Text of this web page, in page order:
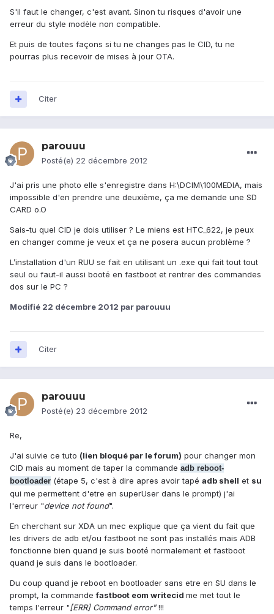
S'il faut le changer, c'est avant. Sinon tu risques d'avoir une
erreur du style modèle non compatible.
Et puis de toutes façons si tu ne changes pas le CID, tu ne
pourras plus recevoir de mises à jour OTA.
Citer
parouuu
Posté(e) 22 décembre 2012
J'ai pris une photo elle s'enregistre dans H:\DCIM\100MEDIA, mais
impossible d'en prendre une deuxième, ça me demande une SD
CARD o.O
Sais-tu quel CID je dois utiliser ? Le miens est HTC_622, je peux
en changer comme je veux et ça ne posera aucun problème ?
L’installation d'un RUU se fait en utilisant un .exe qui fait tout tout
seul ou faut-il aussi booté en fastboot et rentrer des commandes
dos sur le PC ?
Modifié 22 décembre 2012 par parouuu
Citer
parouuu
Posté(e) 23 décembre 2012
Re,
J'ai suivie ce tuto (lien bloqué par le forum) pour changer mon
CID mais au moment de taper la commande adb reboot-
bootloader (étape 5, c'est à dire apres avoir tapé adb shell et su
qui me permettent d'etre en superUser dans le prompt) j'ai
l'erreur "device not found".
En cherchant sur XDA un mec explique que ça vient du fait que
les drivers de adb et/ou fastboot ne sont pas installés mais ADB
fonctionne bien quand je suis booté normalement et fastboot
quand je suis dans le bootloader.
Du coup quand je reboot en bootloader sans etre en SU dans le
prompt, la commandefastboot eom writecid me met tout le
temps l'erreur "[ERR] Command error"!!!